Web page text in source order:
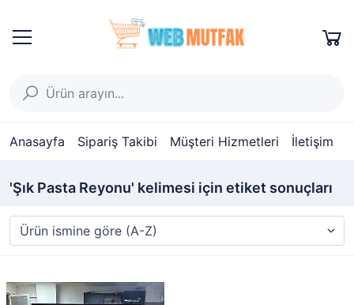
Anasayfa Sipariş Takibi Müşteri Hizmetleri İletişim
'Şık Pasta Reyonu' kelimesi için etiket sonuçları